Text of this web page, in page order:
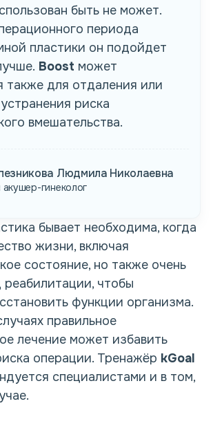
быть не может.
периода
пластики он подойдет
Boost может
также для отдаления или
риска
вмешательства.
Людмила Николаевна
гинеколог
бывает необходима, когда
жизни, включая
состояние, но также очень
чтобы
функции организма.
правильное
лечение может избавить
операции. Тренажёр kGoal
специалистами и в том,